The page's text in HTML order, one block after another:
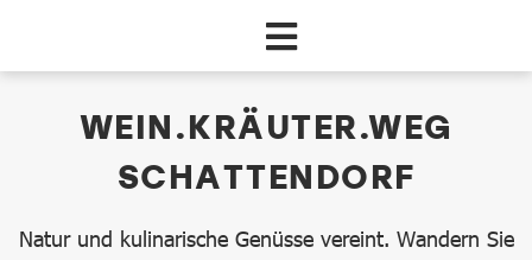
WEIN.KRÄUTER.WEG
SCHATTENDORF
Natur und kulinarische Genüsse vereint. Wandern Sie